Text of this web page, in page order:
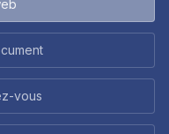
vous